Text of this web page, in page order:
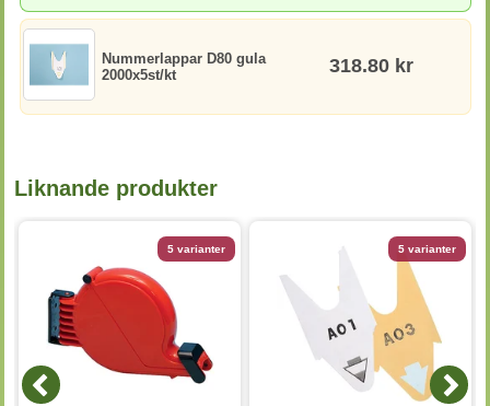
Nummerlappar D80 gula
2000x5st/kt
318.80 kr
Liknande produkter
5 varianter 5 varianter